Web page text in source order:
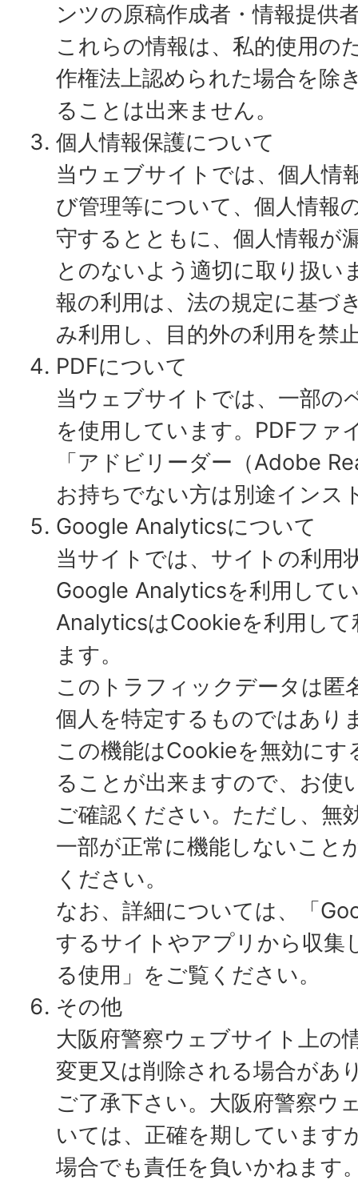
ンツの原稿作成者・情報提供
これらの情報は、私的使用の
作権法上認められた場合を除
ることは出来ません。
個人情報保護について
当ウェブサイトでは、個人情
び管理等について、個人情報
守するとともに、個人情報が
とのないよう適切に取り扱い
報の利用は、法の規定に基づ
み利用し、目的外の利用を禁
PDFについて
当ウェブサイトでは、一部の
を使用しています。PDFファ
「アドビリーダー（Adobe
お持ちでない方は別途インス
Google Analyticsについて
当サイトでは、サイトの利用
Google Analyticsを利用して
AnalyticsはCookieを利用して
ます。
このトラフィックデータは匿
個人を特定するものではあり
この機能はCookieを無効にす
ることが出来ますので、お使
ご確認ください。ただし、無
一部が正常に機能しないこと
ください。
なお、詳細については、「
するサイトやアプリから収集
る使用」をご覧ください。
その他
大阪府警察ウェブサイト上の
変更又は削除される場合があ
ご了承下さい。大阪府警察ウ
いては、正確を期しています
場合でも責任を負いかねます